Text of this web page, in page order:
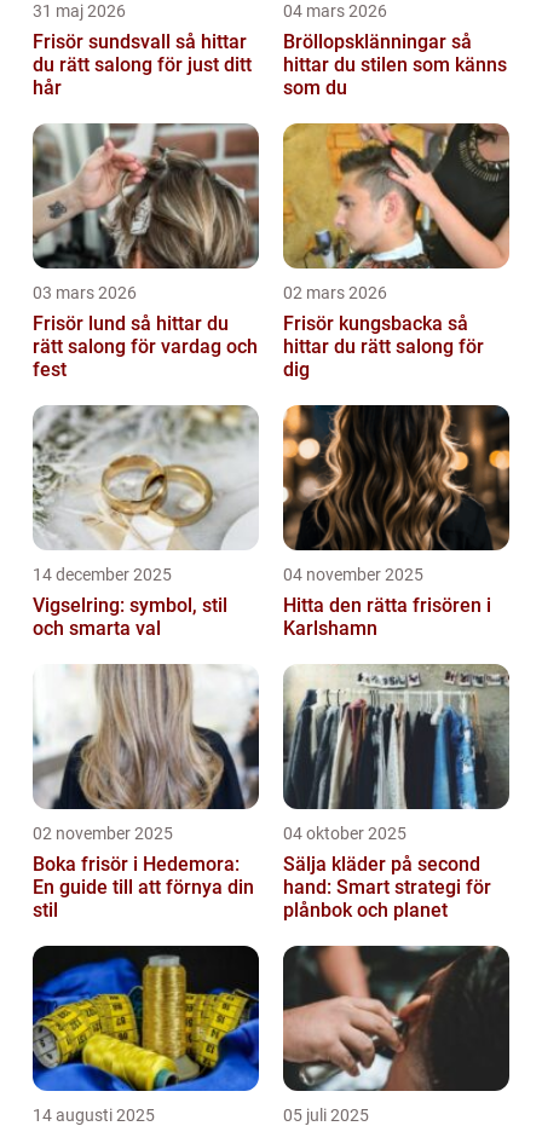
31 maj 2026
Frisör sundsvall så hittar
du rätt salong för just ditt
hår
04 mars 2026
Bröllopsklänningar så
hittar du stilen som känns
som du
03 mars 2026
Frisör lund så hittar du
rätt salong för vardag och
fest
02 mars 2026
Frisör kungsbacka så
hittar du rätt salong för
dig
14 december 2025
Vigselring: symbol, stil
och smarta val
04 november 2025
Hitta den rätta frisören i
Karlshamn
02 november 2025
Boka frisör i Hedemora:
En guide till att förnya din
stil
04 oktober 2025
Sälja kläder på second
hand: Smart strategi för
plånbok och planet
14 augusti 2025 05 juli 2025